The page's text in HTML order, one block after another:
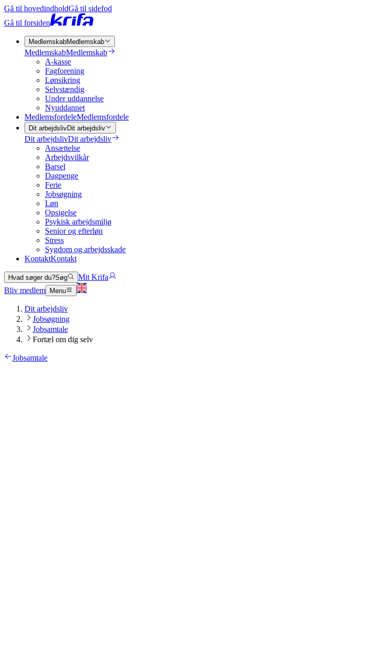
Gå til hovedindholdGå til sidefod
Gå til forsiden
MedlemskabMedlemskab
MedlemskabMedlemskab
A-kasse
Fagforening
Lønsikring
Selvstændig
Under uddannelse
Nyuddannet
MedlemsfordeleMedlemsfordele
Dit arbejdslivDit arbejdsliv
Dit arbejdslivDit arbejdsliv
Ansættelse
Arbejdsvilkår
Barsel
Dagpenge
Ferie
Jobsøgning
Løn
Opsigelse
Psykisk arbejdsmiljø
Senior og efterløn
Stress
Sygdom og arbejdsskade
KontaktKontakt
Hvad søger du?Søg
Mit Krifa
Bliv medlem
Menu
Dit arbejdsliv
Jobsøgning
Jobsamtale
Fortæl om dig selv
Jobsamtale